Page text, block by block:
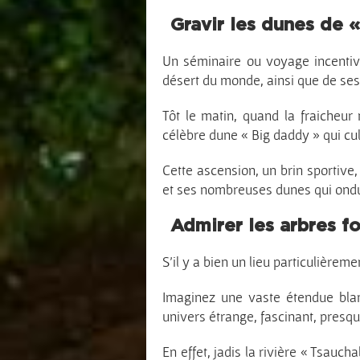
Gravir les dunes de «
Un séminaire ou voyage
désert du monde, ainsi que de
Tôt le matin, quand la
célèbre dune « Big daddy » qui
Cette ascension, un brin
et ses nombreuses dunes qui
Admirer les arbres
S’il y a bien un lieu
Imaginez une vaste étendue
univers étrange, fascinant,
En effet, jadis la rivière «